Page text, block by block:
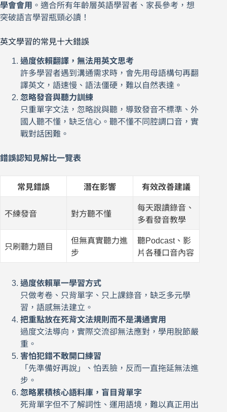
學會會用 。適合所有年齡層英語學習者、家長參考，想
突破語言學習瓶頸必讀！
英文學習的常見十大錯誤
過度依賴翻譯，無法用英文思考
許多學習者遇到溝通需求時，會先用母語構句再翻
譯英文，語速慢、語法僵硬，難以自然表達。
忽略發音與聽力訓練
只重單字文法，忽略說與聽，導致發音不標準、外
國人聽不懂，缺乏信心。聽不懂不同腔調口音，實
戰對話困難。
錯誤認知見解比一覽表
常見錯誤 潛在影響 有效改善建議
不練發音 對方聽不懂
每天跟讀錄音、
多看發音教學
只刷聽力題目
但無真實聽力進
步
聽Podcast、影
片各種口音內容
過度依賴單一學習方式
只做考卷、只背單字、只上課錄音，缺乏多元學
習，語感無法建立。
把重點放在死背文法規則而不是溝通實用
過度文法導向，實際交流卻無法應對，學用脫節嚴
重。
害怕犯錯不敢開口練習
「先準備好再說」、怕丟臉，反而一直拖延無法進
步。
忽略累積核心語料庫，盲目背單字
死背單字但不了解詞性、運用語境，難以真正用出